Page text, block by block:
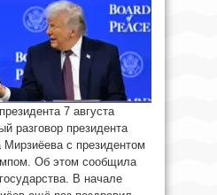
7 августа
разговор президента
Мирзиёева с президентом
Об этом сообщила
В начале